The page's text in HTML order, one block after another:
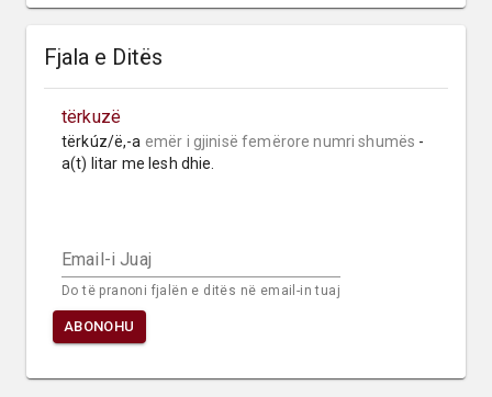
Fjala e Ditës
tërkuzë
tërkúz/ë,-a emër i gjinisë femërore numri shumës -
a(t) litar me lesh dhie.
Email-i Juaj
Do të pranoni fjalën e ditës në email-in tuaj
ABONOHU